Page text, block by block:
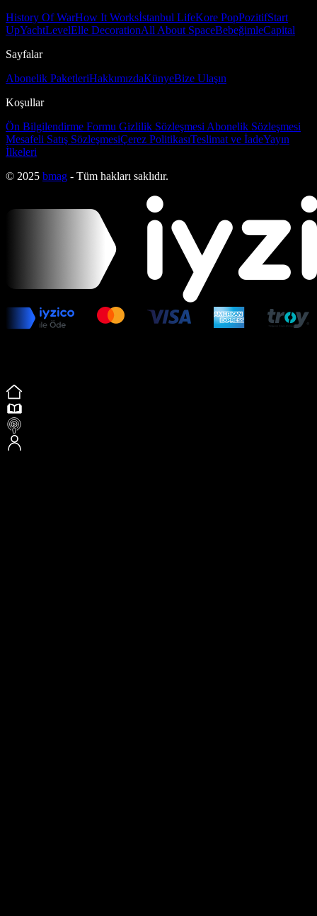
History Of WarHow It Worksİstanbul LifeKore PopPozitifStart
UpYachtLevelElle DecorationAll About SpaceBebeğimleCapital
Sayfalar
Abonelik PaketleriHakkımızdaKünyeBize Ulaşın
Koşullar
Ön Bilgilendirme Formu Gizlilik Sözleşmesi Abonelik Sözleşmesi
Mesafeli Satış SözleşmesiÇerez PolitikasıTeslimat ve İadeYayın
İlkeleri
© 2025 bmag - Tüm hakları saklıdır.